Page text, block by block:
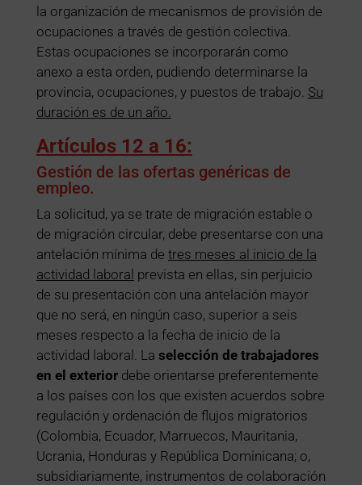
la organización de mecanismos de provisión de
ocupaciones a través de gestión colectiva.
Estas ocupaciones se incorporarán como
anexo a esta orden, pudiendo determinarse la
provincia, ocupaciones, y puestos de trabajo. Su
duración es de un año.
Artículos 12 a 16:
Gestión de las ofertas genéricas de
empleo.
La solicitud, ya se trate de migración estable o
de migración circular, debe presentarse con una
antelación mínima de tres meses al inicio de la
actividad laboral prevista en ellas, sin perjuicio
de su presentación con una antelación mayor
que no será, en ningún caso, superior a seis
meses respecto a la fecha de inicio de la
actividad laboral. La selección de trabajadores
en el exteriordebe orientarse preferentemente
a los países con los que existen acuerdos sobre
regulación y ordenación de flujos migratorios
(Colombia, Ecuador, Marruecos, Mauritania,
Ucrania, Honduras y República Dominicana; o,
subsidiariamente, instrumentos de colaboración